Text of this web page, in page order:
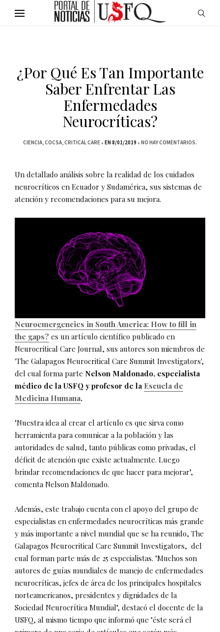
¿Por Qué Es Tan Importante
Saber Enfrentar Las
Enfermedades
Neurocríticas?
CIENCIA COCSA CRITICAL CARE EN 8/01/2019 NO HAY COMENTARIOS.
Un detallado análisis sobre la realidad de los cuidados
neurocríticos en Ecuador y Sudamérica, sus sistemas de
atención y recomendaciones para su mejora.
Neuroemergencies in South America: How to fill in
the gaps? es un artículo científico publicado en
Neurocritical Care Journal, sus autores son miembros de
'The Galapagos Neurocritical Care Summit Investigators',
del cual forma parte Nelson Maldonado, especialista
médico de la USFQ y profesor de la Escuela de
Medicina Humana.
"Nuestra idea al crear el artículo es que sirva como
herramienta para comunicar a la población y las
autoridades de salud, tanto públicas como privadas, el
déficit de atención que existe actualmente. Luego
brindar recomendaciones de que hacer para mejorar",
comenta Nelson Maldonado.
Además, este trabajo cuenta con el apoyo del grupo de
especialistas en enfermedades neurocríticas más grande
y más importante a nivel mundial que se ha reunido, The
Galapagos Neurocritical Care Summit Investigators, del
cual forman parte más de 25 especialistas. "Muchos son
autores de guías mundiales de manejo de enfermedades
neurocríticas, jefes de área de los principales hospitales
norteamericanos, presidentes y dignidades de la
Sociedad Neurocrítica Mundial", destacó el docente de la
USFQ, al mismo tiempo que informó que "éste será el